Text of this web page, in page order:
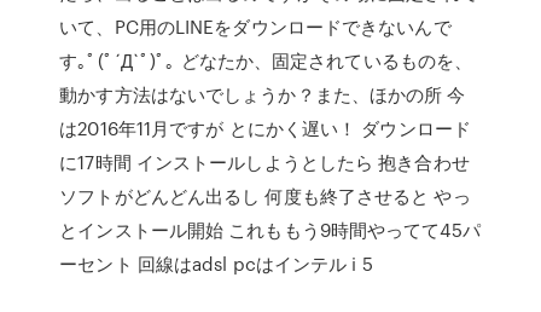
いて、PC用のLINEをダウンロードできないんで
す｡ﾟ(ﾟ´Д`ﾟ)ﾟ｡ どなたか、固定されているものを、
動かす方法はないでしょうか？また、ほかの所 今
は2016年11月ですが とにかく遅い！ ダウンロード
に17時間 インストールしようとしたら 抱き合わせ
ソフトがどんどん出るし 何度も終了させると やっ
とインストール開始 これももう9時間やってて45パ
ーセント 回線はadsl pcはインテル i 5